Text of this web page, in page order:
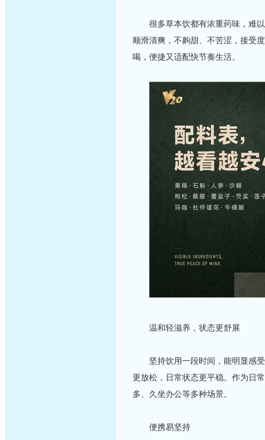
很多草本饮都有浓重药味，难以
顺滑清爽，不齁甜、不苦涩，接受
喝，便捷又适配快节奏生活。
温和轻滋养，状态更舒展
坚持饮用一段时间，能明显感受
更放松，日常状态更平稳。作为日
多、久坐办公等多种场景。
便携易坚持